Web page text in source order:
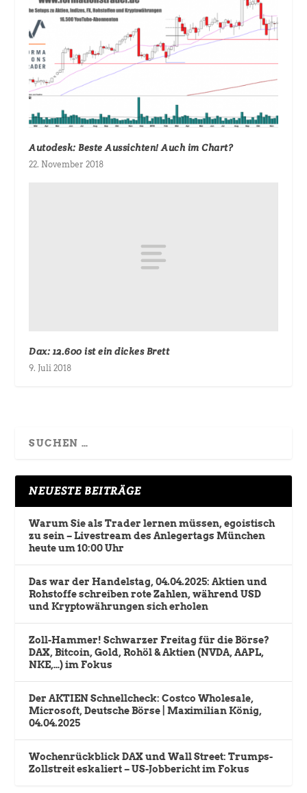
Autodesk: Beste Aussichten! Auch im Chart?
22. November 2018
Dax: 12.600 ist ein dickes Brett
9. Juli 2018
NEUESTE BEITRÄGE
Warum Sie als Trader lernen müssen, egoistisch
zu sein – Livestream des Anlegertags München
heute um 10:00 Uhr
Das war der Handelstag, 04.04.2025: Aktien und
Rohstoffe schreiben rote Zahlen, während USD
und Kryptowährungen sich erholen
Zoll-Hammer! Schwarzer Freitag für die Börse?
DAX, Bitcoin, Gold, Rohöl & Aktien (NVDA, AAPL,
NKE,…) im Fokus
Der AKTIEN Schnellcheck: Costco Wholesale,
Microsoft, Deutsche Börse | Maximilian König,
04.04.2025
Wochenrückblick DAX und Wall Street: Trumps-
Zollstreit eskaliert – US-Jobbericht im Fokus